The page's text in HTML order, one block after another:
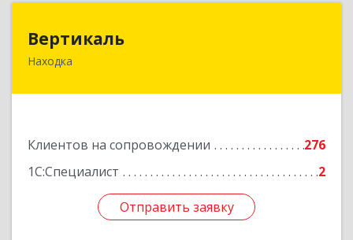
Вертикаль
Находка
Клиентов на сопровождении
276
1С:Специалист
2
Отправить заявку
Отправить заявку